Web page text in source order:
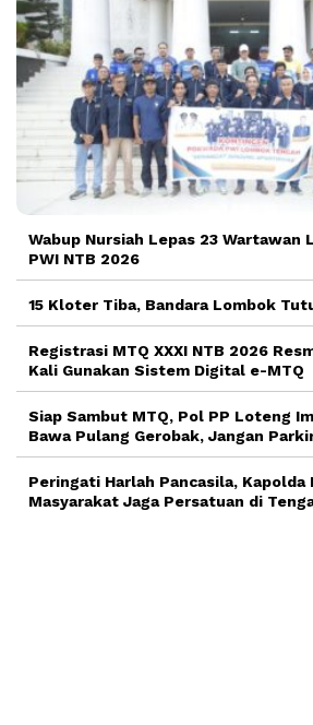
Wabup Nursiah Lepas 23 Wartawan
PWI NTB 2026
15 Kloter Tiba, Bandara Lombok
Registrasi MTQ XXXI NTB 2026
Kali Gunakan Sistem Digital e-MTQ
Siap Sambut MTQ, Pol PP Loteng
Bawa Pulang Gerobak, Jangan
Peringati Harlah Pancasila, Kapolda
Masyarakat Jaga Persatuan di